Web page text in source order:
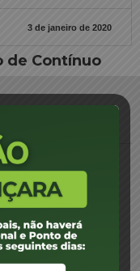
3 de janeiro de 2020
de Contínuo